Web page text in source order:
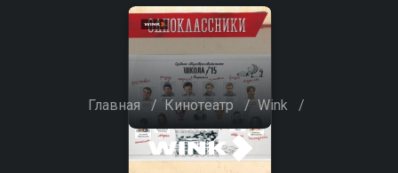
Главная / Кинотеатр / Wink /